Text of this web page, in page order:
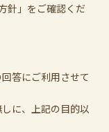
針」をご確認くだ
答にご利用させて
に、上記の目的以